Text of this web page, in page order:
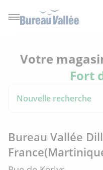
Votre
Fort
Nouvelle recherche
Bureau Vallée